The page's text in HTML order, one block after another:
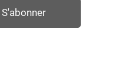
S'abonner